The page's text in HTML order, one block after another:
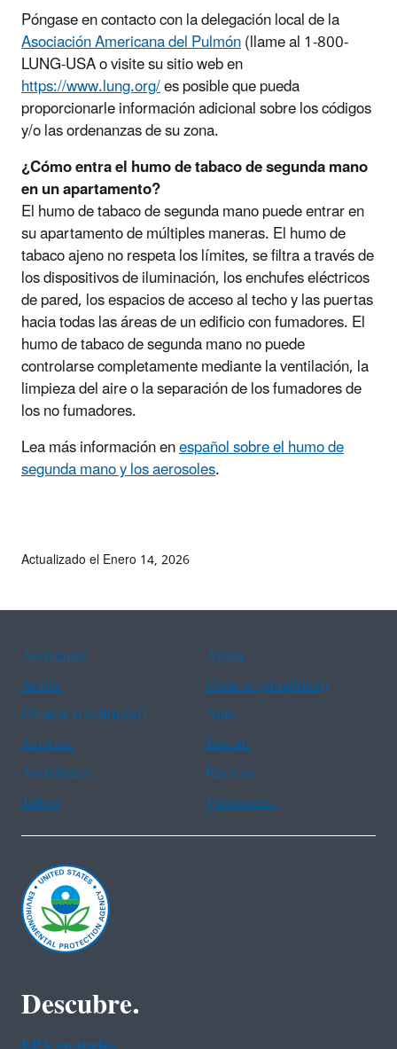
Póngase en contacto con la delegación local de la
Asociación Americana del Pulmón(llame al 1-800-
LUNG-USA o visite su sitio web en
https://www.lung.org/es posible que pueda
proporcionarle información adicional sobre los códigos
y/o las ordenanzas de su zona.
¿Cómo entra el humo de tabaco de segunda mano
en un apartamento?
El humo de tabaco de segunda mano puede entrar en
su apartamento de múltiples maneras. El humo de
tabaco ajeno no respeta los límites, se filtra a través de
los dispositivos de iluminación, los enchufes eléctricos
de pared, los espacios de acceso al techo y las puertas
hacia todas las áreas de un edificio con fumadores. El
humo de tabaco de segunda mano no puede
controlarse completamente mediante la ventilación, la
limpieza del aire o la separación de los fumadores de
los no fumadores.
Lea más información enespañol sobre el humo de
segunda mano y los aerosoles.
Actualizado el Enero 14, 2026
Assistance
Ayuda
Arabic
Chinese (simplified)
Chinese (traditional)
Aide
Asistans
Korean
Assistência
Russian
Tulong
Vietnamese
Descubre.